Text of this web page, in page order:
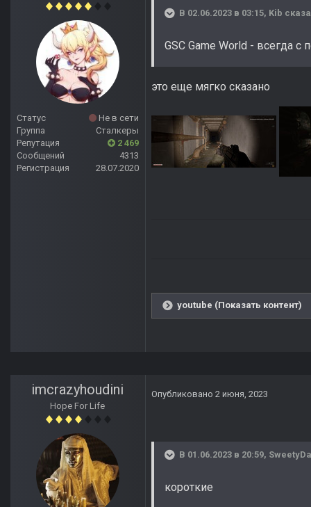
Статус
Не в сети
Группа
Сталкеры
Репутация
2 469
Сообщений
4313
Регистрация
28.07.2020
В 02.06.2023 в 03:15, Kib
GSC Game World - всегда с
это еще мягко сказано
youtube (Показать контент)
imcrazyhoudini
Hope For Life
Опубликовано 2 июня, 2023
В 01.06.2023 в 20:59,
короткие